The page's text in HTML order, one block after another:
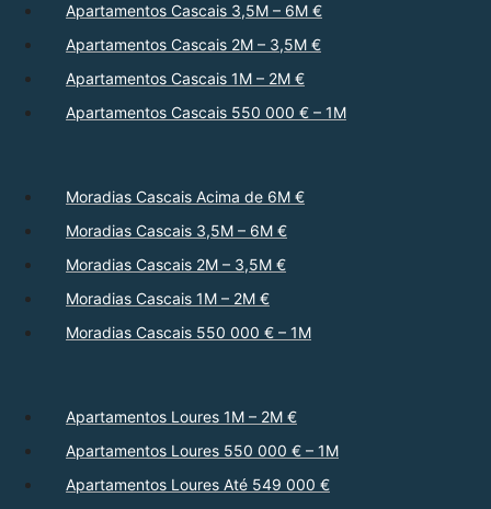
Apartamentos Cascais 3,5M – 6M €
Apartamentos Cascais 2M – 3,5M €
Apartamentos Cascais 1M – 2M €
Apartamentos Cascais 550 000 € – 1M
Moradias Cascais Acima de 6M €
Moradias Cascais 3,5M – 6M €
Moradias Cascais 2M – 3,5M €
Moradias Cascais 1M – 2M €
Moradias Cascais 550 000 € – 1M
Apartamentos Loures 1M – 2M €
Apartamentos Loures 550 000 € – 1M
Apartamentos Loures Até 549 000 €